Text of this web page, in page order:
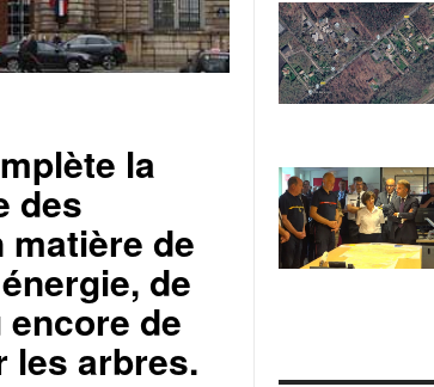
la
des
de
de
de
les arbres.